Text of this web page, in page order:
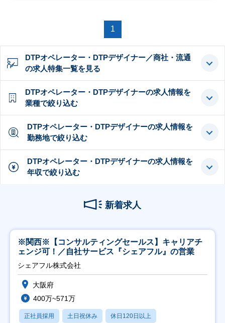
1
DTPオペレーター・DTPデザイナー／商社・流通
の求人特集一覧を見る
DTPオペレーター・DTPデザイナーの求人情報を
業種で絞り込む
DTPオペレーター・DTPデザイナーの求人情報を
勤務地で絞り込む
DTPオペレーター・DTPデザイナーの求人情報を
年収で絞り込む
新着求人
※関西※【コンサルティングセールス】キャリアチ
ェンジ可！／自社サービス『シェアフル』の営業
シェアフル株式会社
大阪府
400万~571万
正社員採用 土日祝休み 休日120日以上